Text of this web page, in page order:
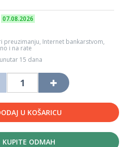
07.08.2026
preuzimanju, Internet bankarstvom,
i na rate
15 dana
U KOŠARICU
KUPITE ODMAH